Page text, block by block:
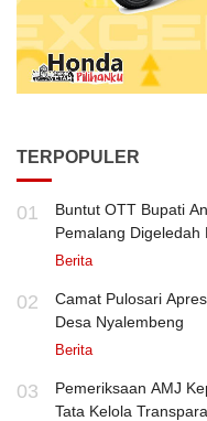
TERPOPULER
01
Buntut OTT Bupati
Pemalang Digeledah
Berita
02
Camat Pulosari
Desa Nyalembeng
Berita
03
Pemeriksaan AMJ
Tata Kelola